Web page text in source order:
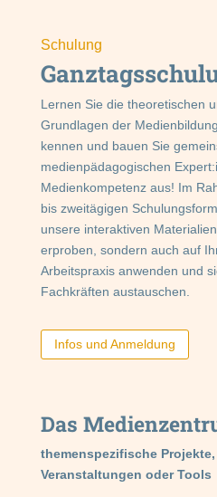
Schulung
Lernen Sie die theoretischen
Grundlagen der
kennen und bauen Sie
medienpädagogischen
Medienkompetenz aus! Im
bis zweitägigen
unsere interaktiven
erproben, sondern auch auf
Arbeitspraxis anwenden und
Fachkräften austauschen.
Infos und Anmeldung
Das
themenspezifische
Veranstaltungen oder Tools